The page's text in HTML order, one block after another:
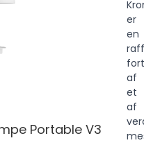
Portable V3
er
en
af
et
af